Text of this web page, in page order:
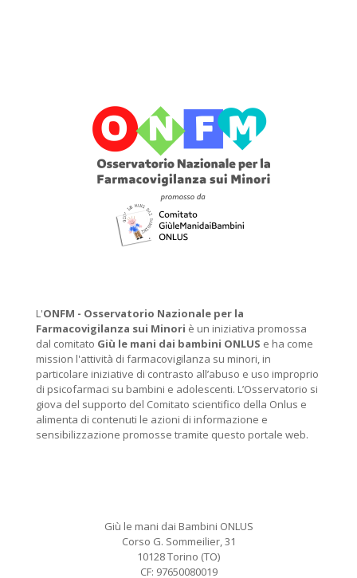
L'ONFM - Osservatorio Nazionale per la
Farmacovigilanza sui Minori è un iniziativa promossa
dal comitato Giù le mani dai bambini ONLUS e ha come
mission l'attività di farmacovigilanza su minori, in
particolare iniziative di contrasto all’abuso e uso improprio
di psicofarmaci su bambini e adolescenti. L’Osservatorio si
giova del supporto del Comitato scientifico della Onlus e
alimenta di contenuti le azioni di informazione e
sensibilizzazione promosse tramite questo portale web.
Giù le mani dai Bambini ONLUS
Corso G. Sommeilier, 31
10128 Torino (TO)
CF: 97650080019